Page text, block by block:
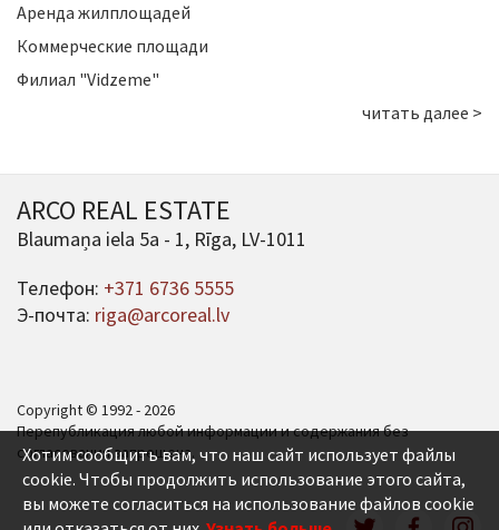
Аренда жилплощадей
Коммерческие площади
Филиал "Vidzeme"
читать далее >
ARCO REAL ESTATE
Blaumaņa iela 5a - 1, Rīga, LV-1011
Телефон: +371 6736 5555
Э-почта: riga@arcoreal.lv
Copyright © 1992 - 2026
Перепубликация любой информации и содержания без
согласования запрещена.
Хотим сообщить вам, что наш сайт использует файлы
cookie. Чтобы продолжить использование этого сайта,
вы можете согласиться на использование файлов cookie